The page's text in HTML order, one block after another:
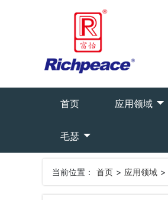
首页(current)应用领域
毛瑟
当前位置： 首页 > 应用领域 >